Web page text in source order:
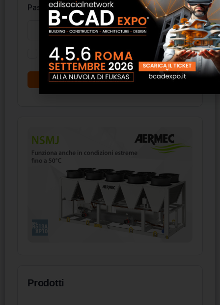
Password
Ricordati di me
Prodotti